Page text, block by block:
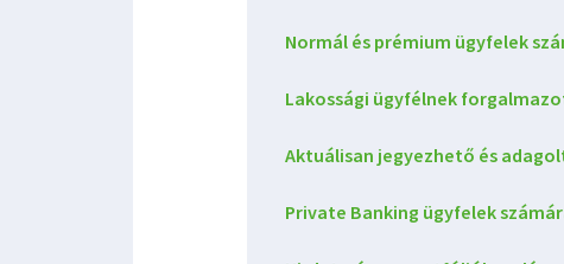
Normál és prémium ügyfelek
Lakossági ügyfélnek
Aktuálisan jegyezhető és
Private Banking ügyfelek